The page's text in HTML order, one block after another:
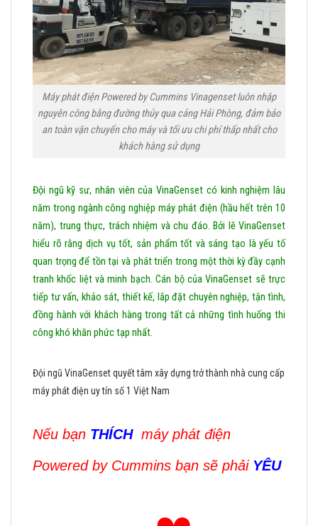
Máy phát điện Powered by Cummins Vinagenset luôn nhập
nguyên công bằng đường thủy qua cảng Hải Phòng, đảm bảo
an toàn vận chuyển cho máy và tối ưu chi phí thấp nhất cho
khách hàng sử dụng
Đội ngũ kỹ sư, nhân viên của VinaGenset có kinh nghiệm lâu
năm trong ngành công nghiệp máy phát điện (hầu hết trên 10
năm), trung thực, trách nhiệm và chu đáo. Bởi lẽ VinaGenset
hiểu rõ rằng dịch vụ tốt, sản phẩm tốt và sáng tạo là yếu tố
quan trọng để tồn tại và phát triển trong một thời kỳ đầy cạnh
tranh khốc liệt và minh bạch. Cán bộ củaVinaGenset sẽ trực
tiếp tư vấn, khảo sát, thiết kế, lắp đặt chuyên nghiệp, tận tình,
đồng hành với khách hàng trong tất cả những tình huống thi
công khó khăn phức tạp nhất.
Đội ngũ VinaGenset quyết tâm xây dựng trở thành nhà cung cấp
máy phát điện uy tín số 1 Việt Nam
Nếu bạn THÍCH máy phát điện
Powered by Cummins bạn sẽ phảiYÊU